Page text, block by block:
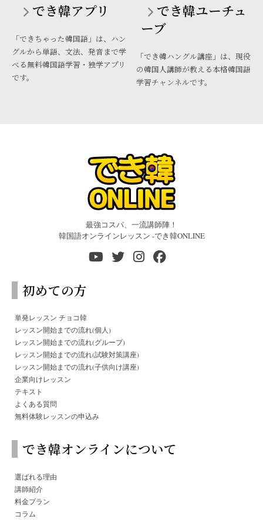
でき韓アプリ
「できちゃった韓国語」は、ハン
グルから単語、文法、発音まで学
べる無料韓国語学習・独学アプリ
です。
でき韓ユーチュ
ーブ
「でき韓ハングル講座」は、現役
の韓国人講師が教える本格韓国語
学習チャンネルです。
最強コスパ、一流講師陣！
韓国語オンラインレッスン -でき韓ONLINE
初めての方
単発レッスン チョコ韓
レッスン開始までの流れ(個人)
レッスン開始までの流れ(グループ)
レッスン開始までの流れ(試験対策講座)
レッスン開始までの流れ(子供向け講座)
企業向けレッスン
テキスト
よくある質問
無料体験レッスンの申込み
でき韓オンラインについて
選ばれる理由
講師紹介
料金プラン
コラム